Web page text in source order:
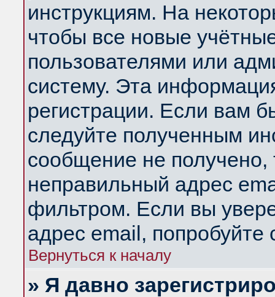
инструкциям. На
чтобы все новые
пользователями или
систему. Эта
регистрации. Если вам
следуйте полученным
сообщение не получено,
неправильный адрес
фильтром. Если вы
адрес email, попробуйте
Вернуться к началу
» Я давно